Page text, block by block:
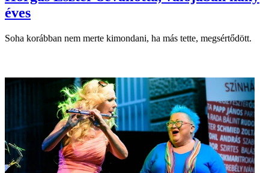
éves
Soha korábban nem merte kimondani, ha más tette, megsértődött.